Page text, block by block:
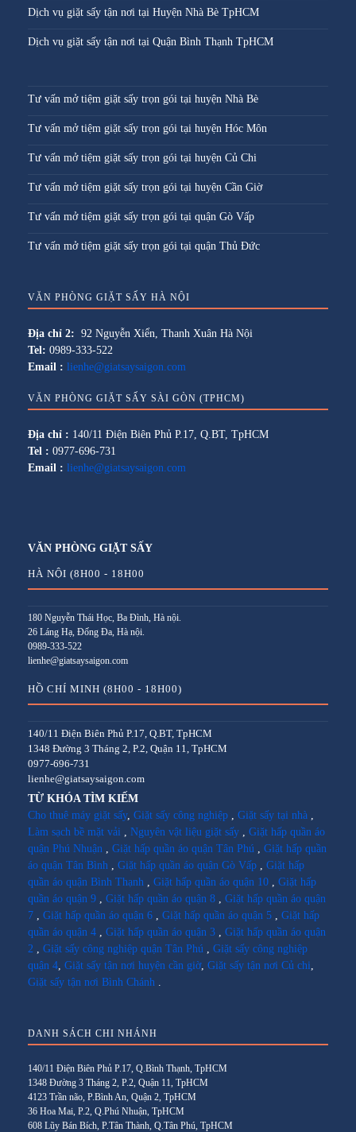
Dịch vụ giặt sấy tận nơi tại Huyện Nhà Bè TpHCM
Dịch vụ giặt sấy tận nơi tại Quận Bình Thạnh TpHCM
Tư vấn mở tiệm giặt sấy trọn gói tại huyện Nhà Bè
Tư vấn mở tiệm giặt sấy trọn gói tại huyện Hóc Môn
Tư vấn mở tiệm giặt sấy trọn gói tại huyện Củ Chi
Tư vấn mở tiệm giặt sấy trọn gói tại huyện Cần Giờ
Tư vấn mở tiệm giặt sấy trọn gói tại quận Gò Vấp
Tư vấn mở tiệm giặt sấy trọn gói tại quận Thủ Đức
VĂN PHÒNG GIẶT SẤY HÀ NỘI
Địa chỉ 2: 92 Nguyễn Xiển, Thanh Xuân Hà Nội
Tel: 0989-333-522
Email : lienhe@giatsaysaigon.com
VĂN PHÒNG GIẶT SẤY SÀI GÒN (TPHCM)
Địa chỉ : 140/11 Điện Biên Phủ P.17, Q.BT, TpHCM
Tel : 0977-696-731
Email : lienhe@giatsaysaigon.com
VĂN PHÒNG GIẶT SẤY
HÀ NỘI (8H00 - 18H00
180 Nguyễn Thái Học, Ba Đình, Hà nội.
26 Láng Hạ, Đống Đa, Hà nội.
0989-333-522
lienhe@giatsaysaigon.com
HỒ CHÍ MINH (8H00 - 18H00)
140/11 Điện Biên Phủ P.17, Q.BT, TpHCM
1348 Đường 3 Tháng 2, P.2, Quận 11, TpHCM
0977-696-731
lienhe@giatsaysaigon.com
TỪ KHÓA TÌM KIẾM
Cho thuê máy giặt sấy, Giặt sấy công nghiệp Giặt sấy tại nhà
Làm sạch bề mặt vải
Nguyên vật liệu giặt sấy
Giặt hấp quần áo
quận Phú Nhuận
Giặt hấp quần áo quận Tân Phú
Giặt hấp quần
áo quận Tân Bình
Giặt hấp quần áo quận Gò Vấp
Giặt hấp
quần áo quận Bình Thạnh
Giặt hấp quần áo quận 10
Giặt hấp
quần áo quận 9
Giặt hấp quần áo quận 8
Giặt hấp quần áo quận
7
Giặt hấp quần áo quận 6 Giặt hấp quần áo quận 5
Giặt hấp
quần áo quận 4
Giặt hấp quần áo quận 3
Giặt hấp quần áo quận
2
Giặt sấy công nghiệp quận Tân Phú
Giặt sấy công nghiệp
quận 4 Giặt sấy tận nơi huyện cần giờ, Giặt sấy tận nơi Củ chi
Giặt sấy tận nơi Bình Chánh
DANH SÁCH CHI NHÁNH
140/11 Điện Biên Phủ P.17, Q.Bình Thạnh, TpHCM
1348 Đường 3 Tháng 2, P.2, Quận 11, TpHCM
4123 Trần não, P.Bình An, Quận 2, TpHCM
36 Hoa Mai, P.2, Q.Phú Nhuận, TpHCM
608 Lũy Bán Bích, P.Tân Thành, Q.Tân Phú, TpHCM